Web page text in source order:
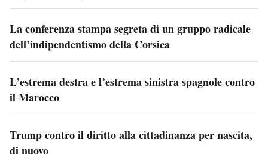
La conferenza stampa segreta di un gruppo radicale
dell’indipendentismo della Corsica
L’estrema destra e l’estrema sinistra spagnole contro
il Marocco
Trump contro il diritto alla cittadinanza per nascita,
di nuovo